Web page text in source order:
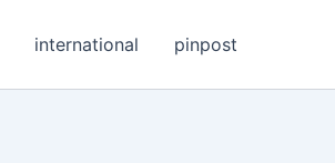
international pinpost